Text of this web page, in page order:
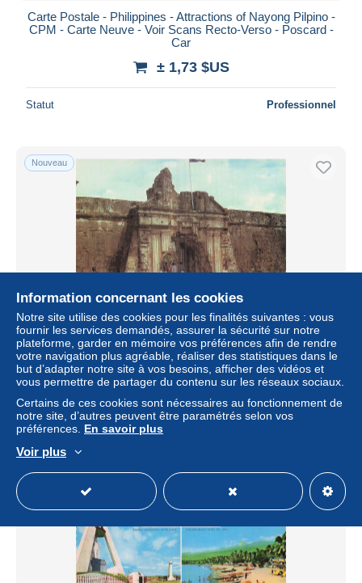
Carte Postale - Philippines - Attractions of Nayong Pilpino -
CPM - Carte Neuve - Voir Scans Recto-Verso - Poscard -
Car
± 1,73 $US
Statut Professionnel
Nouveau
PHILIPPINES MANILA MAIN GATE OF INTRAMUROS
± 5,80 $US 5,90 € -15 %
Nouveau
Information concernant les cookies
Notre site utilise des cookies pour les finalités suivantes : vous
fournir les services demandés, assurer la sécurité sur notre
plateforme, garder en mémoire vos préférences afin de rendre
votre navigation plus agréable, réaliser des statistiques dans le
but d’adapter notre site à vos besoins, afficher des vidéos et
vous permettre de partager du contenu sur les réseaux sociaux.
Certains de ces cookies sont nécessaires au fonctionnement de
notre site, d’autres peuvent être paramétrés selon vos
préférences. En savoir plus
Voir plus